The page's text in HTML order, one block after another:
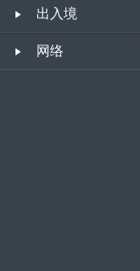
出入境
网络